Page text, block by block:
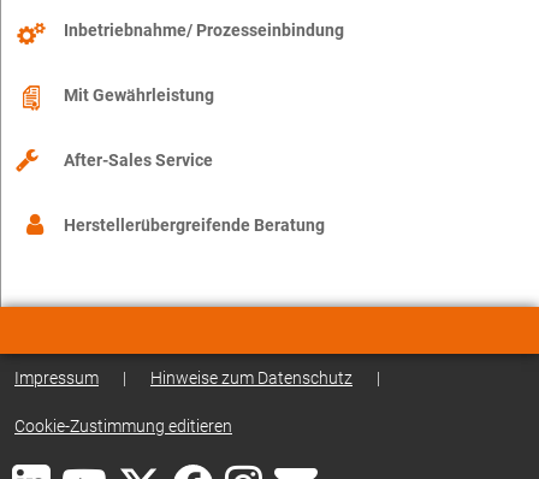
Inbetriebnahme/ Prozesseinbindung
Mit Gewährleistung
After-Sales Service
Herstellerübergreifende Beratung
Impressum | Hinweise zum Datenschutz |
Cookie-Zustimmung editieren